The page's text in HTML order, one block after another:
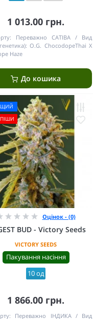
1 013.00 грн.
Переважно САТІВА
Вид
O.G. ChocodopeThai X
Haze
До кошика
Оцінок - (0)
BUD - Victory Seeds
VICTORY SEEDS
Пакування насіння
10 од
1 866.00 грн.
Переважно ІНДИКА
Вид